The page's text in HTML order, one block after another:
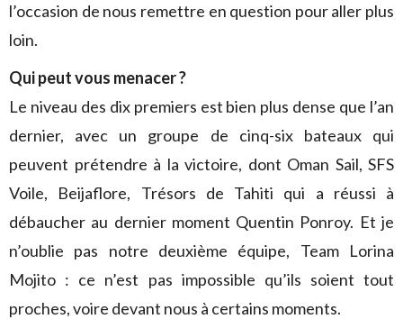
l’occasion de nous remettre en question pour aller plus
loin.
Qui peut vous menacer ?
Le niveau des dix premiers est bien plus dense que l’an
dernier, avec un groupe de cinq-six bateaux qui
peuvent prétendre à la victoire, dont Oman Sail, SFS
Voile, Beijaflore, Trésors de Tahiti qui a réussi à
débaucher au dernier moment Quentin Ponroy. Et je
n’oublie pas notre deuxième équipe, Team Lorina
Mojito : ce n’est pas impossible qu’ils soient tout
proches, voire devant nous à certains moments.